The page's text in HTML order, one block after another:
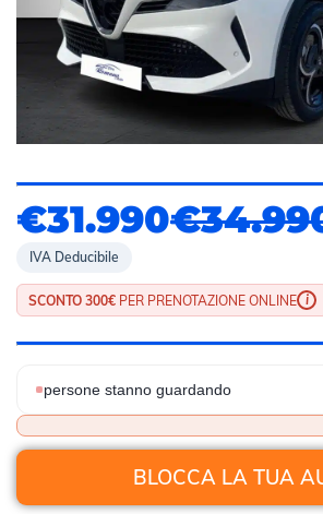
€31.990
IVA Deducibile
SCONTO 300€ PER PRENOTAZIONE ONLINE i
persone stanno guardando
BLOCCA LA TUA